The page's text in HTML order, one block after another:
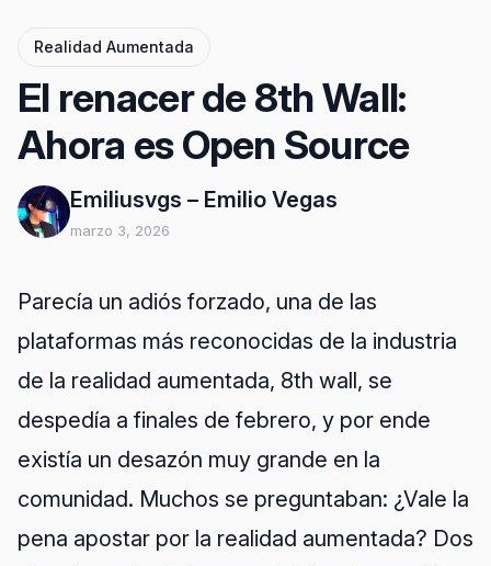
Realidad Aumentada
El renacer de 8th Wall:
Ahora es Open Source
Emiliusvgs – Emilio Vegas
marzo 3, 2026
Parecía un adiós forzado, una de las
plataformas más reconocidas de la industria
de la realidad aumentada, 8th wall, se
despedía a finales de febrero, y por ende
existía un desazón muy grande en la
comunidad. Muchos se preguntaban: ¿Vale la
pena apostar por la realidad aumentada? Dos